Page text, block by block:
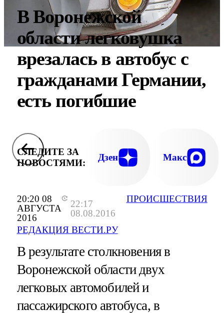
20:20 08
АВГУСТА
2016
22:17
08.08.2016
РЕДАКЦИЯ ВЕСТИ.РУ
ПРОИСШЕСТВИЯ
В Воронежской
области легковушка
врезалась в автобус с
гражданами Германии,
есть погибшие
СЛЕДИТЕ ЗА
НОВОСТЯМИ:
Дзен Макс
В результате столкновения в
Воронежской области двух
легковых автомобилей и
пассажирского автобуса, в